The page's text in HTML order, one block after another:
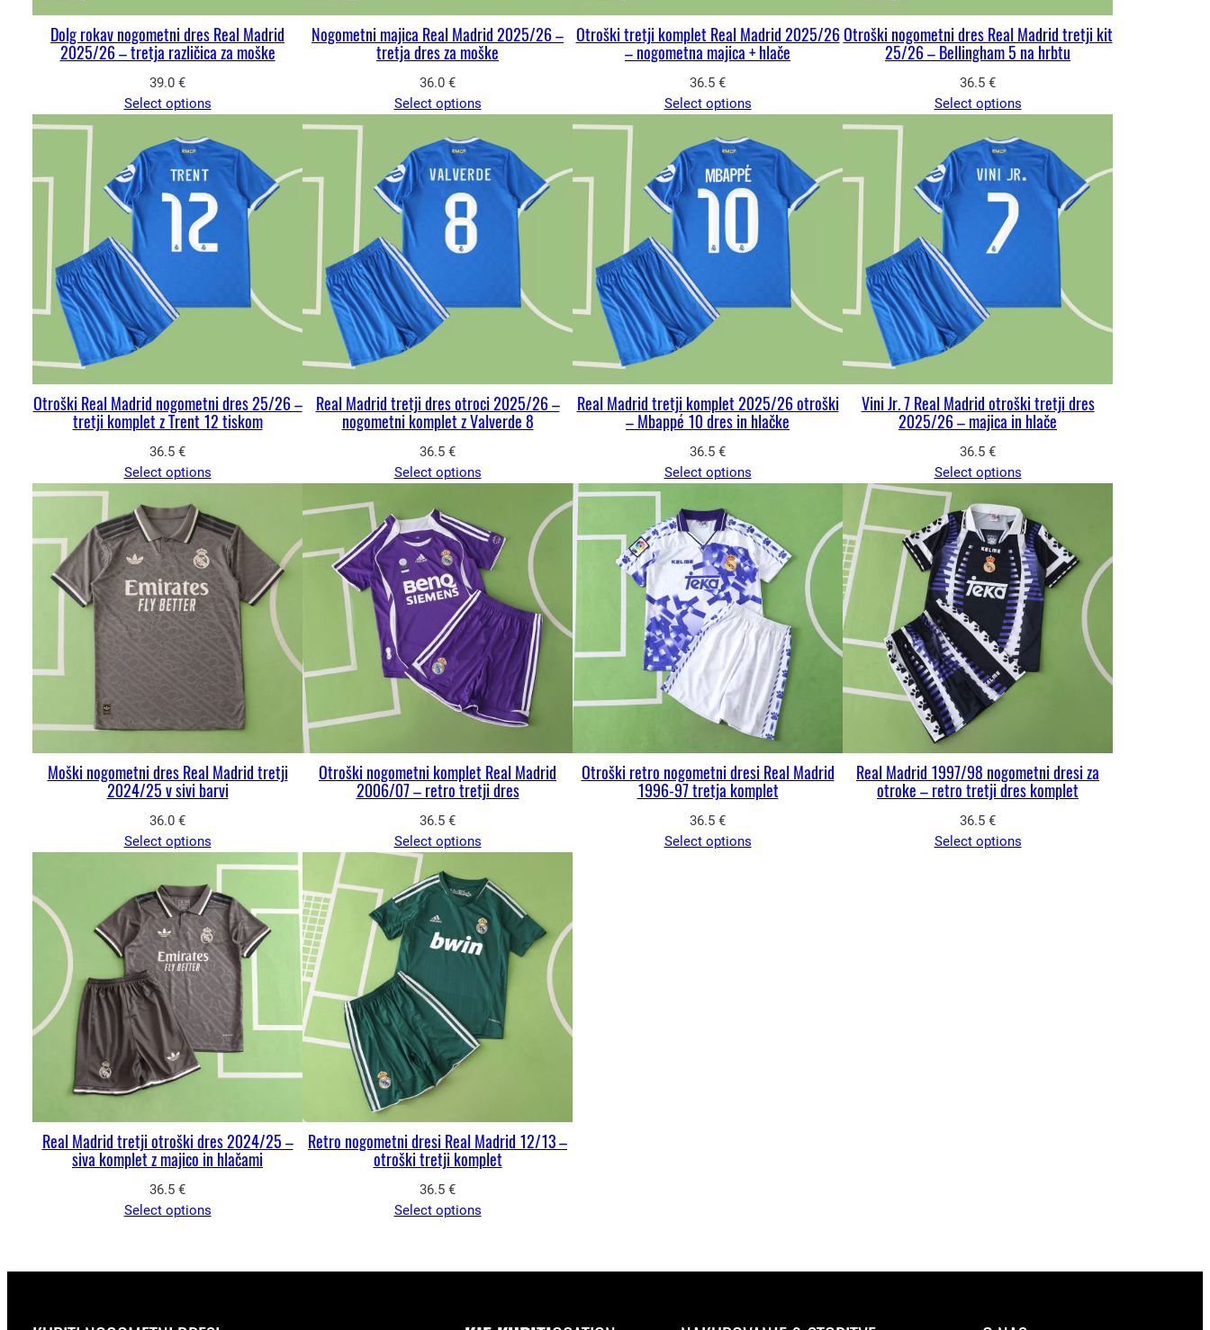
Dolg rokav nogometni dres Real Madrid
2025/26 – tretja različica za moške
39.0 €
Select options
Nogometni majica Real Madrid 2025/26 –
tretja dres za moške
36.0 €
Select options
Otroški tretji komplet Real Madrid 2025/26
– nogometna majica + hlače
36.5 €
Select options
Otroški nogometni dres Real Madrid tretji kit
25/26 – Bellingham 5 na hrbtu
36.5 €
Select options
Otroški Real Madrid nogometni dres 25/26 –
tretji komplet z Trent 12 tiskom
36.5 €
Select options
Real Madrid tretji dres otroci 2025/26 –
nogometni komplet z Valverde 8
36.5 €
Select options
Real Madrid tretji komplet 2025/26 otroški
– Mbappé 10 dres in hlačke
36.5 €
Select options
Vini Jr. 7 Real Madrid otroški tretji dres
2025/26 – majica in hlače
36.5 €
Select options
Moški nogometni dres Real Madrid tretji
2024/25 v sivi barvi
36.0 €
Select options
Otroški nogometni komplet Real Madrid
2006/07 – retro tretji dres
36.5 €
Select options
Otroški retro nogometni dresi Real Madrid
1996-97 tretja komplet
36.5 €
Select options
Real Madrid 1997/98 nogometni dresi za
otroke – retro tretji dres komplet
36.5 €
Select options
Real Madrid tretji otroški dres 2024/25 –
siva komplet z majico in hlačami
36.5 €
Select options
Retro nogometni dresi Real Madrid 12/13 –
otroški tretji komplet
36.5 €
Select options